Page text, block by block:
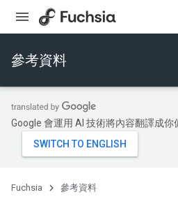
參考資料
Google 會運用 AI 技術將內容翻譯成你
Fuchsia 參考資料